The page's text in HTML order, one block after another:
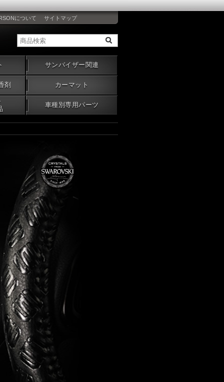
サンバイザー関連
剤 カーマット
車種別専用パーツ
について サイトマップ